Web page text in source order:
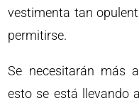
vestimenta tan
permitirse.
Se necesitarán más
esto se está llevando